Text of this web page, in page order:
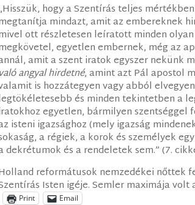
hogy a Szentírás teljes
mindazt, amit az embereknek
ott részletesen leíratott minden
egyetlen embernek, még az
amit a szent iratok egyszer nekünk
való angyal hirdetné, amint azt Pál apostol
is hozzátegyen vagy abból
és minden tekintetben a
egyetlen, bármilyen
isteni igazsághoz (mely igazság
a régiek, a korok és személyek
dekrétumok és a rendeletek sem.” (7.
reformátusok nemzedékei nőttek
Isten igéje. Semler maximája volt
Print Email